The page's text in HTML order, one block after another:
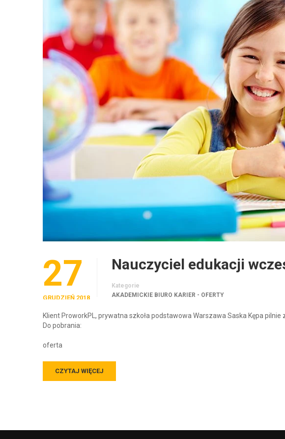
27
GRUDZIEŃ 2018
Nauczyciel edukacji
Kategorie
AKADEMICKIE BIURO KARIER - OFERTY
Klient ProworkPL, prywatna szkoła podstawowa Warszawa Saska Kępa
Do pobrania:
oferta
CZYTAJ WIĘCEJ